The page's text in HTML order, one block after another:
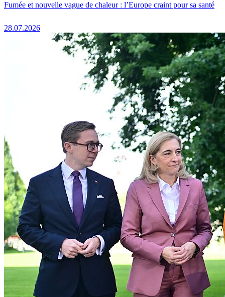
Fumée et nouvelle vague de chaleur : l’Europe craint pour sa santé
28.07.2026